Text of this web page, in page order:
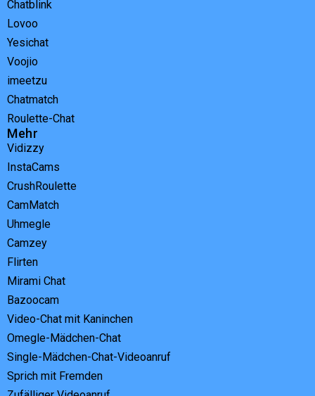
Chatblink
Lovoo
Yesichat
Voojio
imeetzu
Chatmatch
Roulette-Chat
Mehr
Vidizzy
InstaCams
CrushRoulette
CamMatch
Uhmegle
Camzey
Flirten
Mirami Chat
Bazoocam
Video-Chat mit Kaninchen
Omegle-Mädchen-Chat
Single-Mädchen-Chat-Videoanruf
Sprich mit Fremden